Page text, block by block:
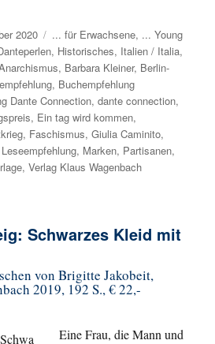
2020 Kategorien
... für Erwachsene, ... Young
, Historisches, Italien / Italia,
, Barbara Kleiner, Berlin-
, Buchempfehlung
Dante Connection,dante connection,
, Ein tag wird kommen,
, Faschismus,Giulia Caminito,
Leseempfehlung, Marken, Partisanen,
,Verlag Klaus Wagenbach
Schwarzes Kleid mit
von Brigitte Jakobeit,
2019, 192 S., € 22,-
Eine Frau, die Mann und